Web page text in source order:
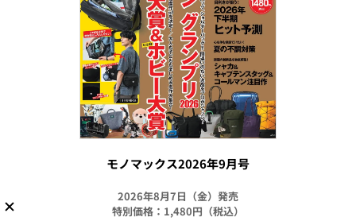
モノマックス2026年9月号
2026年8月7日（金）発売
特別価格：1,480円（税込）